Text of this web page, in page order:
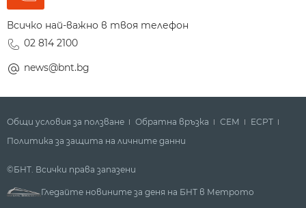
Всичко най-важно в твоя телефон
02 814 2100
news@bnt.bg
Общи условия за ползване Обратна връзка СЕМ
ECPT
Политика за защита на личните данни
©БНТ. Всички права запазени
Гледайте новините за деня на БНТ в Метрото